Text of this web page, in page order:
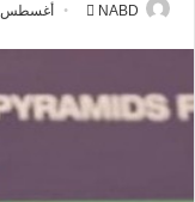
NABD
ل
ب
أغسطس 7, 2025